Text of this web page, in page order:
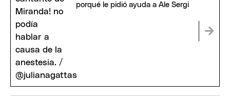
porqué le pidió ayuda a Ale Sergi